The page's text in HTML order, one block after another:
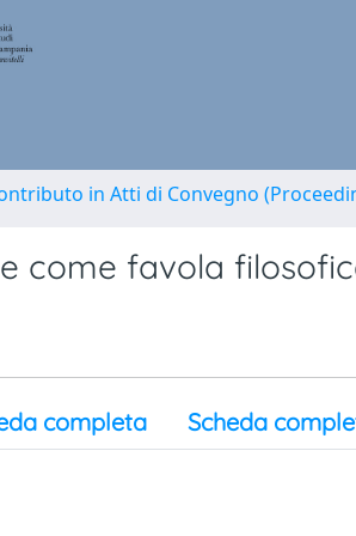
in Atti di Convegno
come favola
completa Scheda